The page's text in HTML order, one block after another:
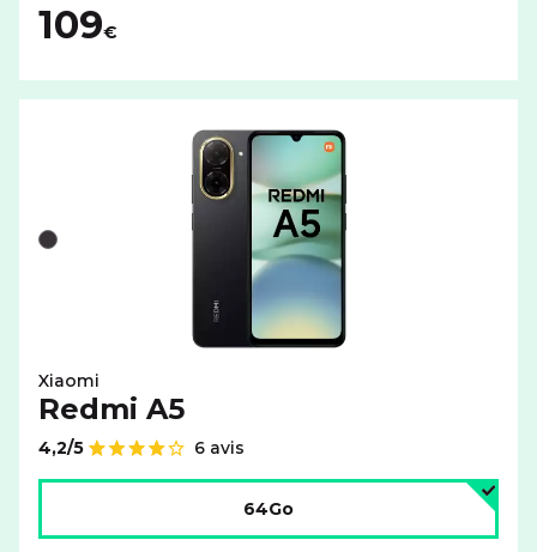
109€
Liste de couleurs disponibles pour le XIAOMI Redmi A5
Noir
Xiaomi
Redmi A5
Note de
4,2/5
6 avis
64Go